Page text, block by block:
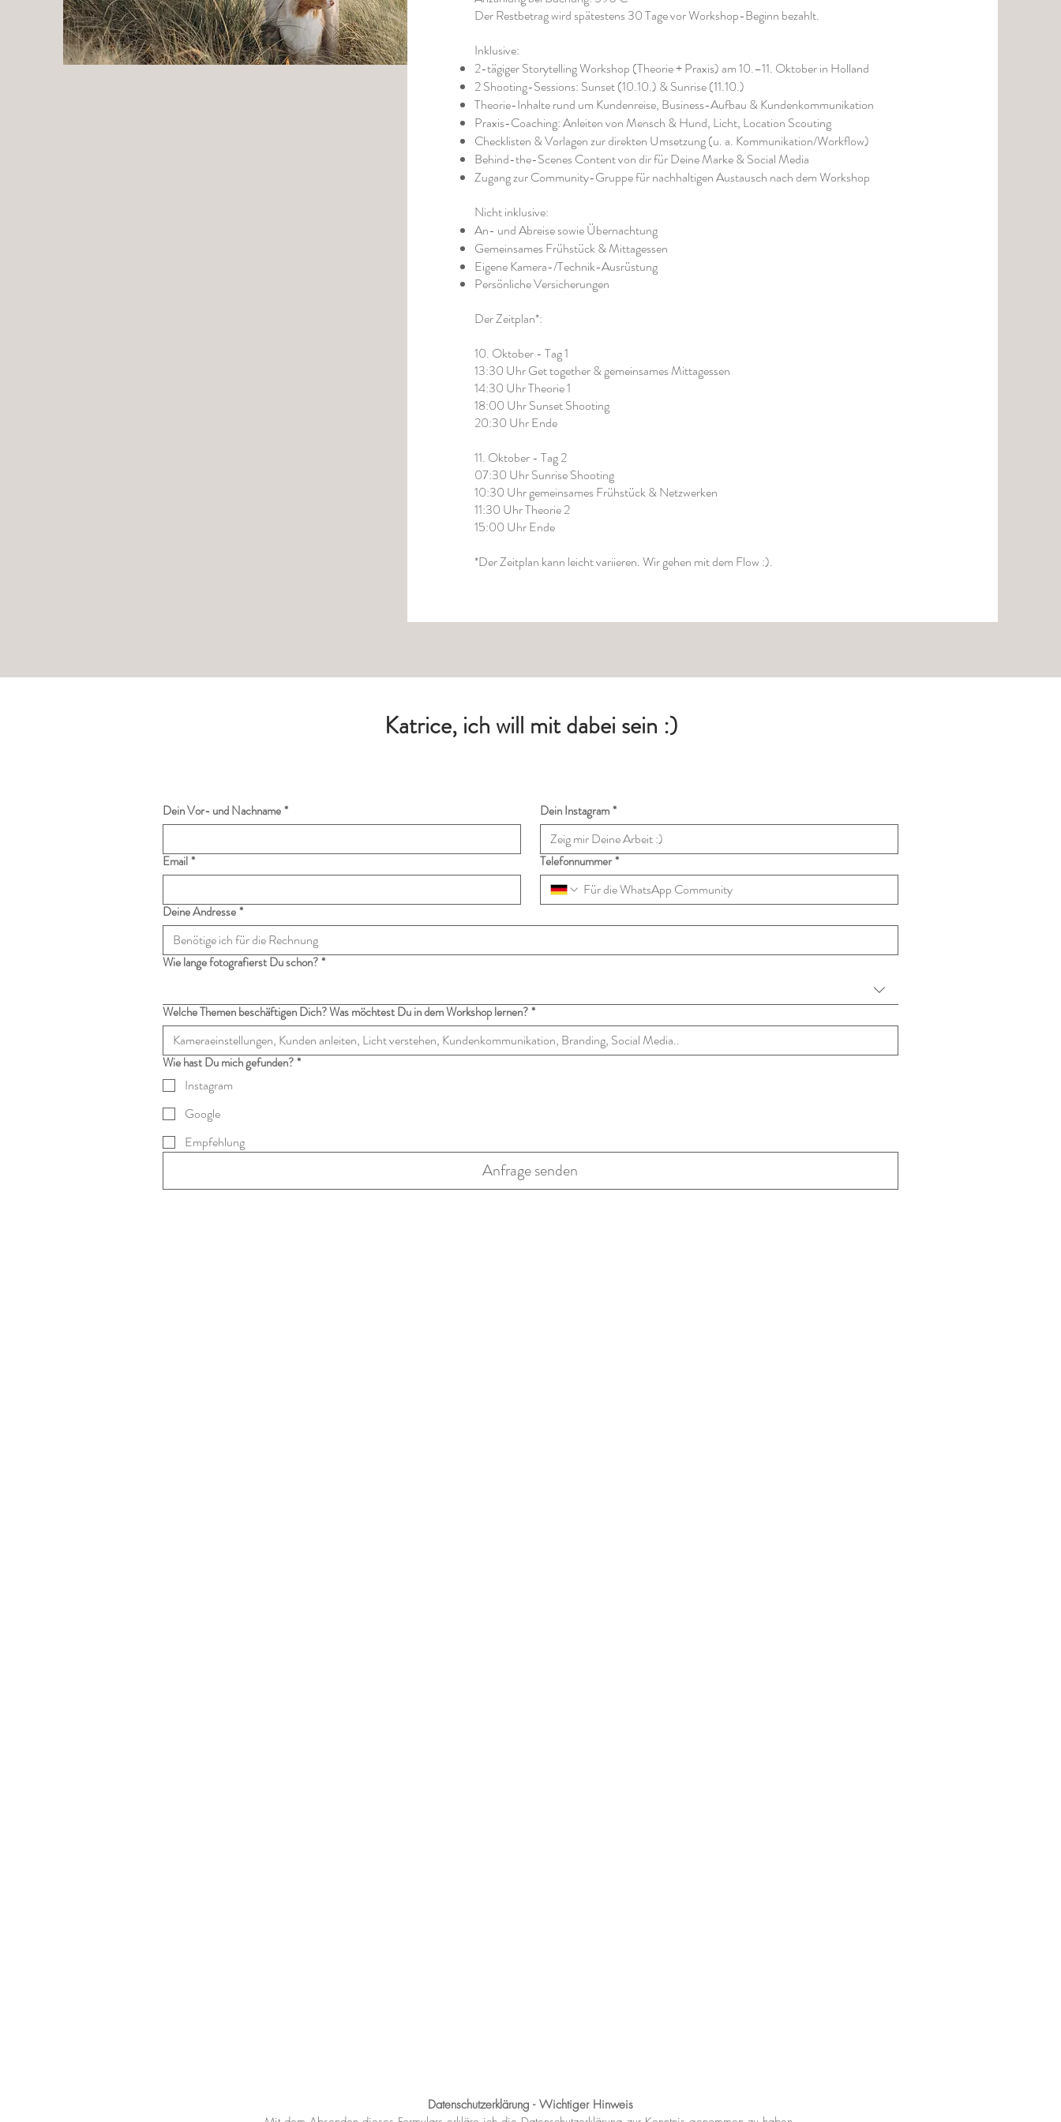
Der Restbetrag wird spätestens 30 Tage vor Workshop-Beginn bezahlt.
Inklusive:
2-tägiger Storytelling Workshop (Theorie + Praxis) am 10.–11. Oktober in Holland
2 Shooting-Sessions: Sunset (10.10.) & Sunrise (11.10.)
Theorie-Inhalte rund um Kundenreise, Business-Aufbau & Kundenkommunikation
Praxis-Coaching: Anleiten von Mensch & Hund, Licht, Location Scouting
Checklisten & Vorlagen zur direkten Umsetzung (u. a. Kommunikation/Workflow)
Behind-the-Scenes Content von dir für Deine Marke & Social Media
Zugang zur Community-Gruppe für nachhaltigen Austausch nach dem Workshop
Nicht inklusive:
An- und Abreise sowie Übernachtung
Gemeinsames Frühstück & Mittagessen
Eigene Kamera-/Technik-Ausrüstung
Persönliche Versicherungen
Der Zeitplan*:
10. Oktober - Tag 1
​13:30 Uhr Get together & gemeinsames Mittagessen
14:30 Uhr Theorie 1
18:00 Uhr Sunset Shooting
20:30 Uhr Ende​
11. Oktober - Tag 2
​07:30 Uhr Sunrise Shooting
10:30 Uhr gemeinsames Frühstück & Netzwerken
11:30 Uhr Theorie 2
15:00 Uhr Ende​
*Der Zeitplan kann leicht variieren. Wir gehen mit dem Flow :).
Katrice, ich will mit dabei sein :)
Dein Vor- und Nachname* Dein Instagram*
Email* Telefonnummer*
Deine Andresse*
Wie lange fotografierst Du schon?*
Welche Themen beschäftigen Dich? Was möchtest Du in dem Workshop lernen?*
Wie hast Du mich gefunden?*
Instagram
Google
Empfehlung
Anfrage senden
Datenschutzerklärung - Wichtiger Hinweis